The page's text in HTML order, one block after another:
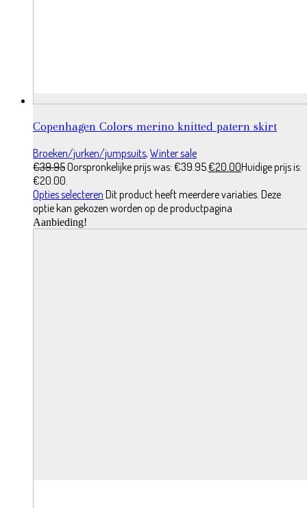
Copenhagen Colors merino knitted patern skirt
Broeken/jurken/jumpsuits, Winter sale
€39.95Oorspronkelijke prijs was: €39.95.€20.00Huidige prijs is:
€20.00.
Opties selecteren Dit product heeft meerdere variaties. Deze
optie kan gekozen worden op de productpagina
Aanbieding!